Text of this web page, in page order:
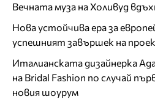
Вечната муза на Холивуд
Нова устойчива ера за
успешният завършек на
Италианската дизайнерка
на Bridal Fashion по случай
новия шоурум